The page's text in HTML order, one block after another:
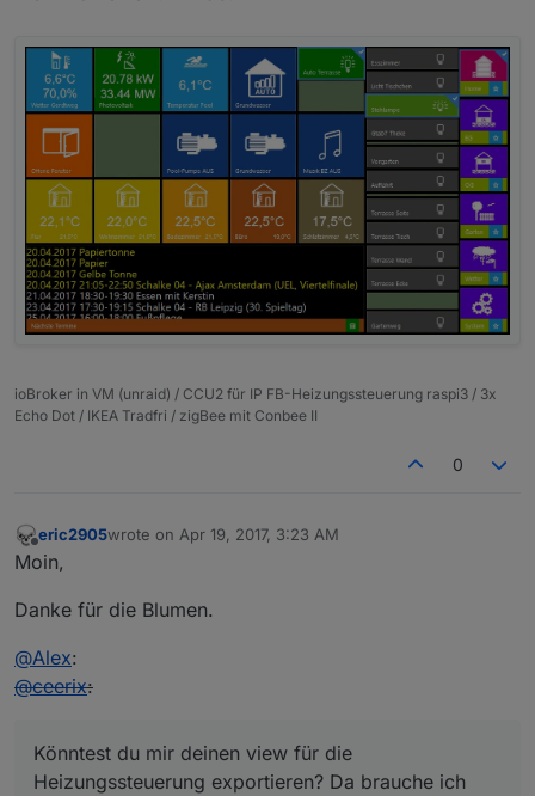
ioBroker in VM (unraid) / CCU2 für IP FB-Heizungssteuerung raspi3 / 3x
Echo Dot / IKEA Tradfri / zigBee mit Conbee II
0
Offline
eric2905wrote on Apr 19, 2017, 3:23 AM
last edited by
Moin,
Danke für die Blumen.
@Alex:
@ceerix:
Könntest du mir deinen view für die
Heizungssteuerung exportieren? Da brauche ich